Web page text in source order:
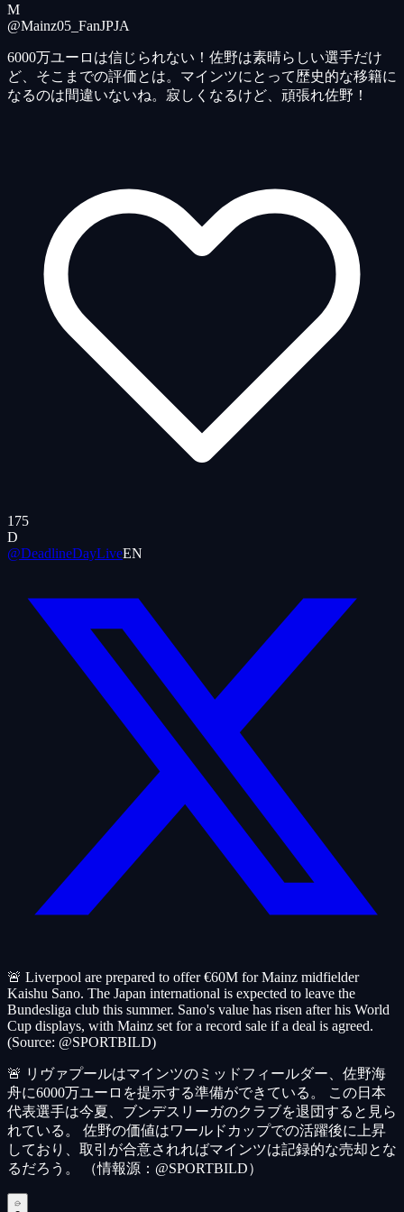
M
@Mainz05_FanJPJA
6000万ユーロは信じられない！佐野は素晴らしい選手だけ
ど、そこまでの評価とは。マインツにとって歴史的な移籍に
なるのは間違いないね。寂しくなるけど、頑張れ佐野！
175
D
@DeadlineDayLiveEN
🚨 Liverpool are prepared to offer €60M for Mainz midfielder
Kaishu Sano. The Japan international is expected to leave the
Bundesliga club this summer. Sano's value has risen after his World
Cup displays, with Mainz set for a record sale if a deal is agreed.
(Source: @SPORTBILD)
🚨 リヴァプールはマインツのミッドフィールダー、佐野海
舟に6000万ユーロを提示する準備ができている。 この日本
代表選手は今夏、ブンデスリーガのクラブを退団すると見ら
れている。 佐野の価値はワールドカップでの活躍後に上昇
しており、取引が合意されればマインツは記録的な売却とな
るだろう。 （情報源：@SPORTBILD）